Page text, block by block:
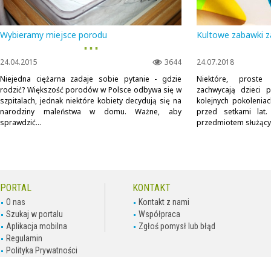
Wybieramy miejsce porodu
▪ ▪ ▪
3644
24.04.2015
Niejedna ciężarna zadaje sobie pytanie - gdzie
rodzić? Większość porodów w Polsce odbywa się w
szpitalach, jednak niektóre kobiety decydują się na
narodziny maleństwa w domu. Ważne, aby
sprawdzić...
Kultowe zabawki
24.07.2018
Niektóre, proste
zachwycają dzieci
kolejnych
przed setkami
przedmiotem
PORTAL
O nas
Szukaj w portalu
Aplikacja mobilna
Regulamin
Polityka Prywatności
KONTAKT
Kontakt z nami
Współpraca
Zgłoś pomysł lub błąd